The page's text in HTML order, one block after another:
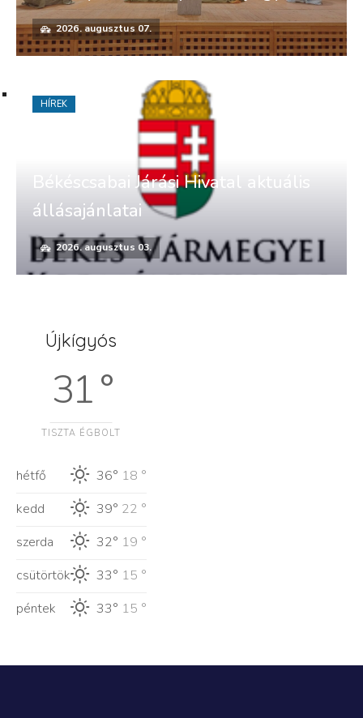
2026. augusztus 07.
Békéscsabai Járási Hivatal aktuális
állásajánlatai
2026. augusztus 03.
HÍREK
Újkígyós
31 °
TISZTA ÉGBOLT
hétfő 36° 18 °
kedd
39° 22 °
szerda
32° 19 °
csütörtök
33° 15 °
péntek
33° 15 °